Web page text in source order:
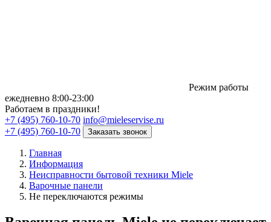
Режим работы
eжедневно 8:00-23:00
Работаем в праздники!
+7 (495) 760-10-70 info@mieleservise.ru
+7 (495) 760-10-70
Заказать звонок
Главная
Информация
Неисправности бытовой техники Miele
Варочные панели
Не переключаются режимы